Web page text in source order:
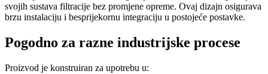
svojih sustava filtracije bez promjene opreme. Ovaj dizajn osigurava
brzu instalaciju i besprijekornu integraciju u postojeće postavke.
Pogodno za razne industrijske procese
Proizvod je konstruiran za upotrebu u: